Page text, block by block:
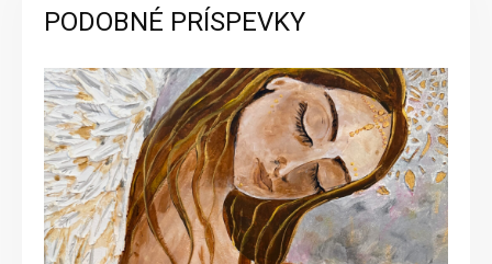
PODOBNÉ PRÍSPEVKY